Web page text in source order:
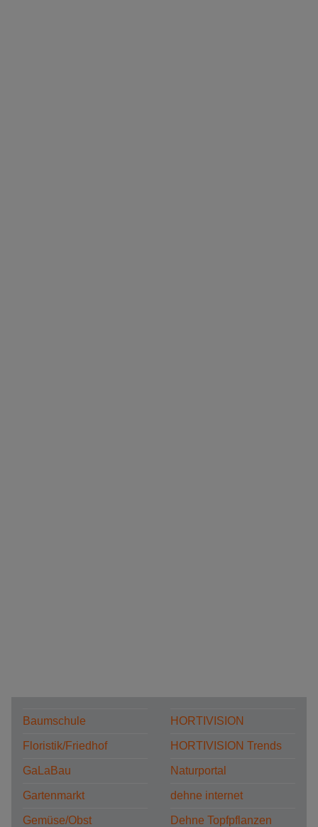
Baumschule
Floristik/Friedhof
GaLaBau
Gartenmarkt
Gemüse/Obst
HORTIVISION
HORTIVISION Trends
Naturportal
dehne internet
Dehne Topfpflanzen